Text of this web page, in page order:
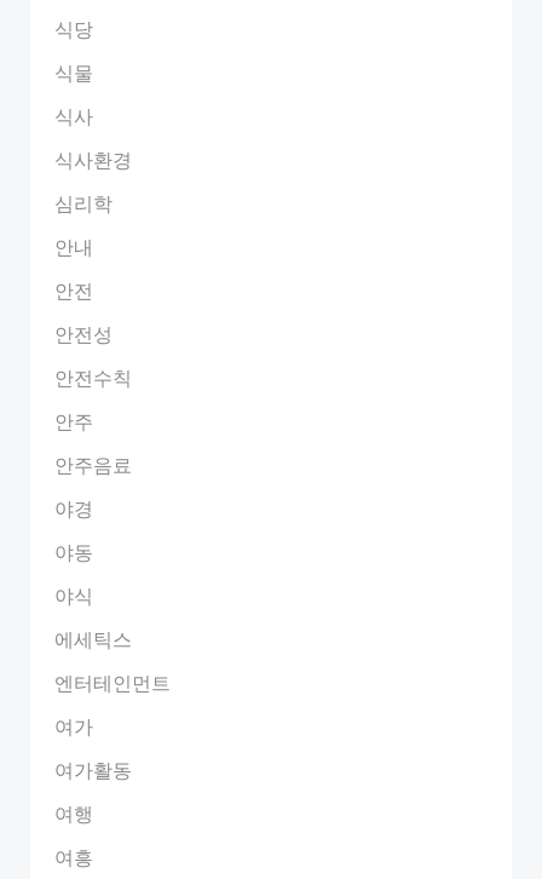
식당
식물
식사
식사환경
심리학
안내
안전
안전성
안전수칙
안주
안주음료
야경
야동
야식
에세틱스
엔터테인먼트
여가
여가활동
여행
여흥